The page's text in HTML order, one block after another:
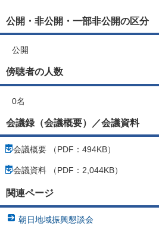
公開・非公開・一部非公開の区分
公開
傍聴者の人数
0名
会議録（会議概要）／会議資料
会議概要 （PDF：494KB）
会議資料 （PDF：2,044KB）
関連ページ
朝日地域振興懇談会